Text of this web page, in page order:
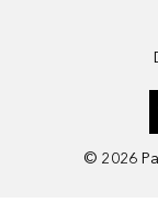
© 2026